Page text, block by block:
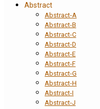
Abstract
Abstract-A
Abstract-B
Abstract-C
Abstract-D
Abstract-E
Abstract-F
Abstract-G
Abstract-H
Abstract-I
Abstract-J